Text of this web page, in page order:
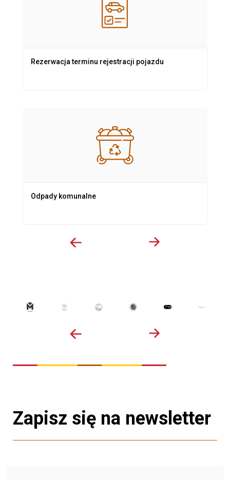
Rezerwacja terminu rejestracji pojazdu
Odpady komunalne
Zapisz się na newsletter